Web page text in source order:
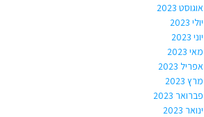
אוגוסט 2023
יולי 2023
יוני 2023
מאי 2023
אפריל 2023
מרץ 2023
פברואר 2023
ינואר 2023